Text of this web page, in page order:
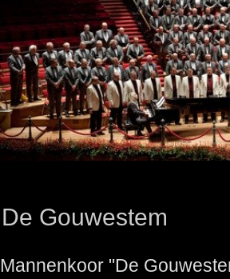
De Gouwestem
Mannenkoor "De